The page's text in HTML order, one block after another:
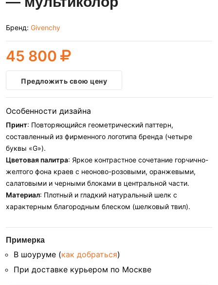
Бренд: Givenchy
45 800
Предложить свою цену
Особенности дизайна
Принт: Повторяющийся геометрический паттерн,
составленный из фирменного логотипа бренда (четыре
буквы «G»).
Цветовая палитра: Яркое контрастное сочетание горчично-
желтого фона краев с неоново-розовыми, оранжевыми,
салатовыми и черными блоками в центральной части.
Материал: Плотный и гладкий натуральный шелк с
характерным благородным блеском (шелковый твил).
Примерка
В шоуруме (как добраться)
При доставке курьером по Москве